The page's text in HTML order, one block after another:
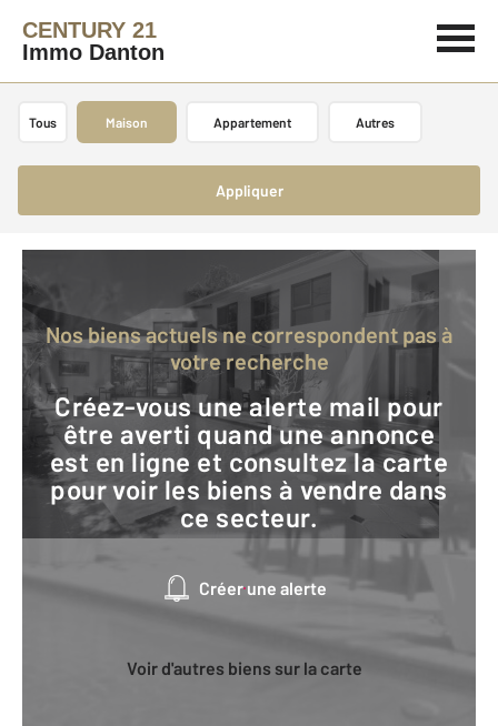
CENTURY 21
Immo Danton
Tous Maison Appartement Autres
Appliquer
Nos biens actuels ne correspondent pas à
votre recherche
Créez-vous une alerte mail pour
être averti quand une annonce
est en ligne et consultez la carte
pour voir les biens à vendre dans
ce secteur.
Créer une alerte
Voir d'autres biens sur la carte